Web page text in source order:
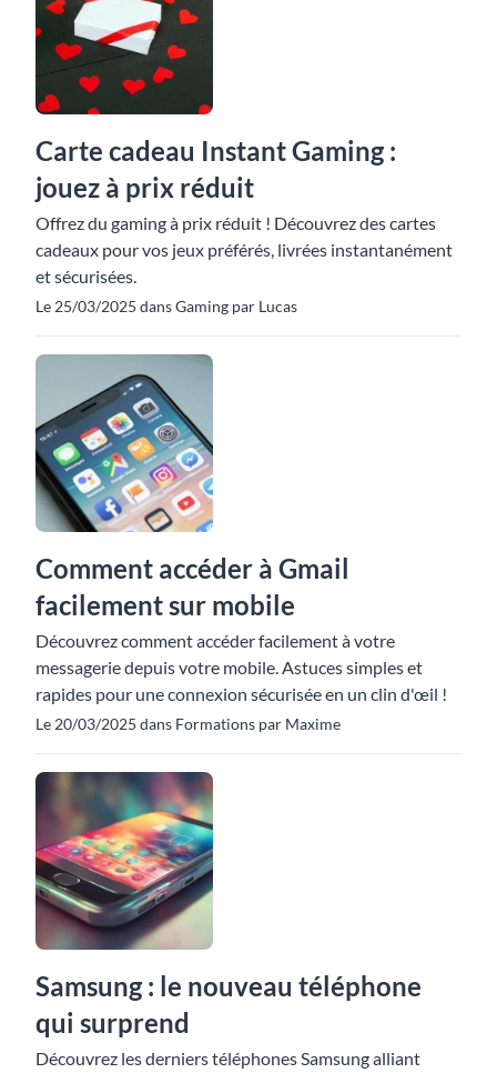
Carte cadeau Instant Gaming :
jouez à prix réduit
Offrez du gaming à prix réduit ! Découvrez des cartes
cadeaux pour vos jeux préférés, livrées instantanément
et sécurisées.
Le 25/03/2025 dans Gaming par Lucas
Comment accéder à Gmail
facilement sur mobile
Découvrez comment accéder facilement à votre
messagerie depuis votre mobile. Astuces simples et
rapides pour une connexion sécurisée en un clin d'œil !
Le 20/03/2025 dans Formations par Maxime
Samsung : le nouveau téléphone
qui surprend
Découvrez les derniers téléphones Samsung alliant